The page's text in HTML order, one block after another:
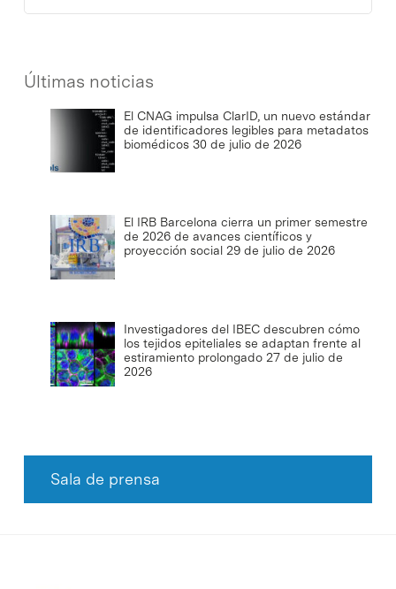
Últimas noticias
El CNAG impulsa ClarID, un nuevo estándar
de identificadores legibles para metadatos
biomédicos 30 de julio de 2026
El IRB Barcelona cierra un primer semestre
de 2026 de avances científicos y
proyección social 29 de julio de 2026
Investigadores del IBEC descubren cómo
los tejidos epiteliales se adaptan frente al
estiramiento prolongado 27 de julio de
2026
Sala de prensa